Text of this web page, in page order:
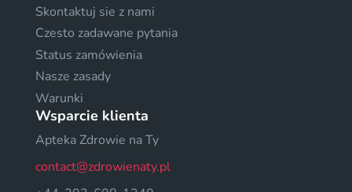
Skontaktuj sie z nami
Czesto zadawane pytania
Status zamówienia
Nasze zasady
Warunki
Wsparcie klienta
Apteka Zdrowie na Ty
contact@zdrowienaty.pl